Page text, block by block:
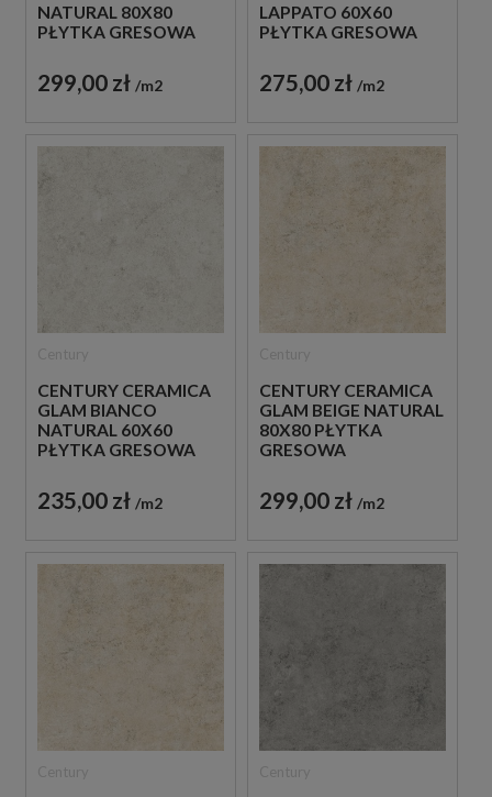
NATURAL 80X80
PŁYTKA GRESOWA
299,00 zł m2
LAPPATO 60X60
PŁYTKA GRESOWA
275,00 zł m2
CENTURY CERAMICA
GLAM BIANCO
NATURAL 60X60
PŁYTKA GRESOWA
235,00 zł m2
CENTURY CERAMICA
GLAM BEIGE NATURAL
80X80 PŁYTKA
GRESOWA
299,00 zł m2